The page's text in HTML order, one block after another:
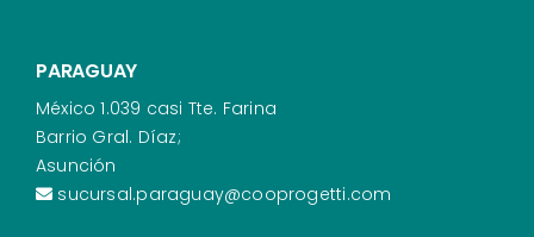
PARAGUAY
México 1.039 casi Tte. Farina
Barrio Gral. Díaz;
Asunción
sucursal.paraguay@cooprogetti.com